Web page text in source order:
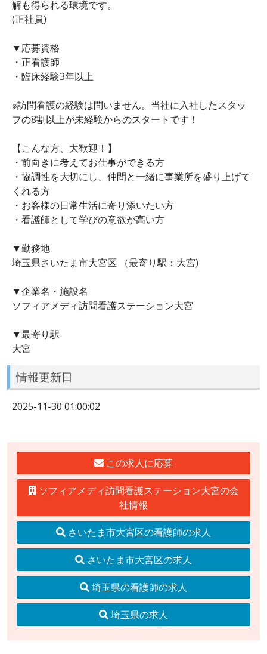
解も得られる環境です。
(正社員)
▼応募資格
・正看護師
・臨床経験3年以上
※訪問看護の経験は問いません。当社に入社したスタッ
フの8割以上が未経験からのスタートです！
【こんな方、大歓迎！】
・前向きに考えてお仕事ができる方
・協調性を大切にし、仲間と一緒に事業所を盛り上げて
くれる方
・お客様の日常生活に寄り添いたい方
・看護師として学びの意欲が高い方
▼勤務地
埼玉県さいたま市大宮区 （最寄り駅：大宮)
▼企業名・施設名
ソフィアメディ訪問看護ステーション大宮
▼最寄り駅
大宮
情報更新日
2025-11-30 01:00:02
この求人に応募
ソフィアメディ訪問看護ステーション大宮の会
社情報
さいたま市大宮区の看護師の求人
さいたま市大宮区の求人
埼玉県の看護師の求人
埼玉県の求人